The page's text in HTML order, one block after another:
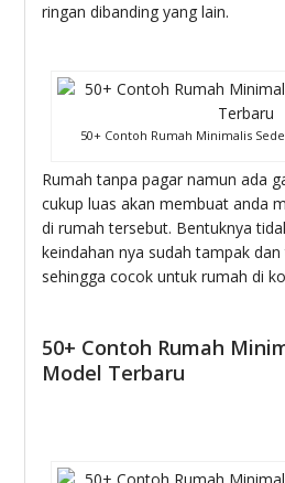
ringan dibanding yang lain.
50+ Contoh Rumah Minimalis
Rumah tanpa pagar namun ada
cukup luas akan membuat anda
di rumah tersebut. Bentuknya
keindahan nya sudah tampak
sehingga cocok untuk rumah di
50+ Contoh Rumah
Model Terbaru